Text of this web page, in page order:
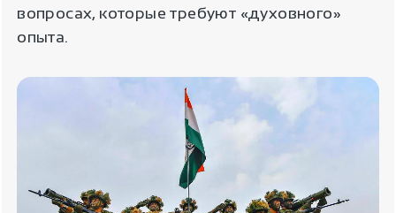
вопросах, которые требуют «духовного»
опыта.